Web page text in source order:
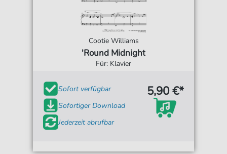
Cootie Williams
'Round Midnight
Für: Klavier
Sofort verfügbar
Sofortiger Download
Jederzeit abrufbar
5,90 €*